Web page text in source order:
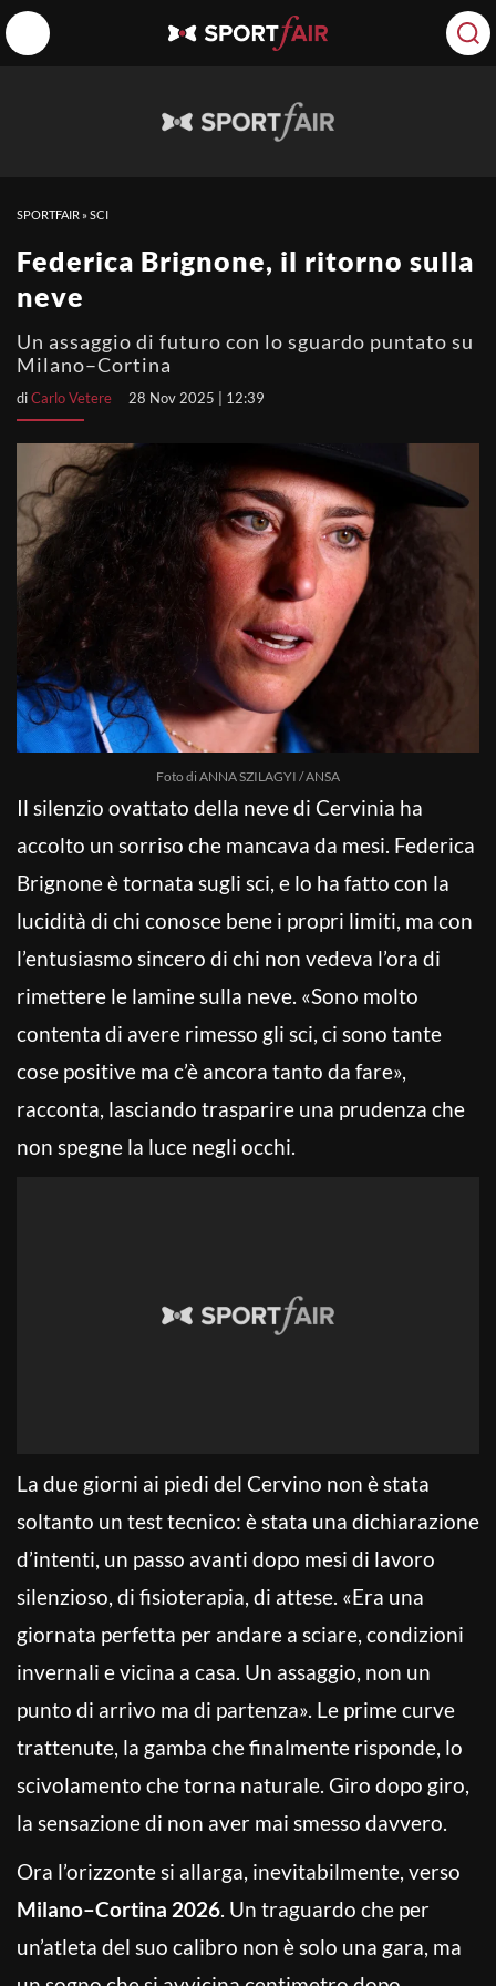
SPORTFAIR »SCI
Federica Brignone, il ritorno sulla
neve
Un assaggio di futuro con lo sguardo puntato su
Milano–Cortina
diCarlo Vetere 28 Nov 2025 | 12:39
Foto di ANNA SZILAGYI / ANSA
Il silenzio ovattato della neve di Cervinia ha
accolto un sorriso che mancava da mesi. Federica
Brignone è tornata sugli sci, e lo ha fatto con la
lucidità di chi conosce bene i propri limiti, ma con
l’entusiasmo sincero di chi non vedeva l’ora di
rimettere le lamine sulla neve. «Sono molto
contenta di avere rimesso gli sci, ci sono tante
cose positive ma c’è ancora tanto da fare»,
racconta, lasciando trasparire una prudenza che
non spegne la luce negli occhi.
La due giorni ai piedi del Cervino non è stata
soltanto un test tecnico: è stata una dichiarazione
d’intenti, un passo avanti dopo mesi di lavoro
silenzioso, di fisioterapia, di attese. «Era una
giornata perfetta per andare a sciare, condizioni
invernali e vicina a casa. Un assaggio, non un
punto di arrivo ma di partenza». Le prime curve
trattenute, la gamba che finalmente risponde, lo
scivolamento che torna naturale. Giro dopo giro,
la sensazione di non aver mai smesso davvero.
Ora l’orizzonte si allarga, inevitabilmente, verso
Milano–Cortina 2026. Un traguardo che per
un’atleta del suo calibro non è solo una gara, ma